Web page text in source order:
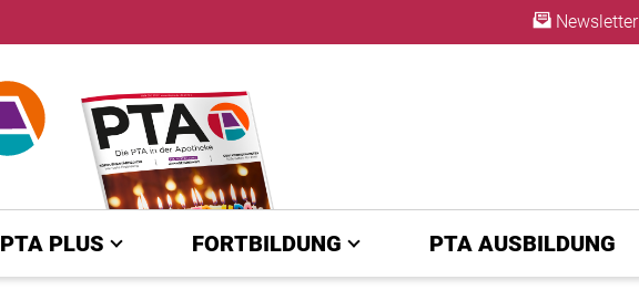
Newsletter
PTA PLUS FORTBILDUNG PTA AUSBILDUNG